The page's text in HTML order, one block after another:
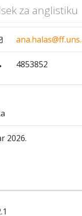
za anglistiku
4853852
2026.